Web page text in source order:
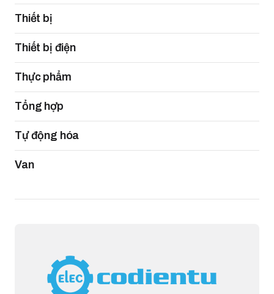
Thiết bị
Thiết bị điện
Thực phẩm
Tổng hợp
Tự động hóa
Van